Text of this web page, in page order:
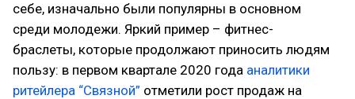
себе, изначально были популярны в основном
среди молодежи. Яркий пример – фитнес-
браслеты, которые продолжают приносить людям
пользу: в первом квартале 2020 года аналитики
ритейлера “Связной” отметили рост продаж на